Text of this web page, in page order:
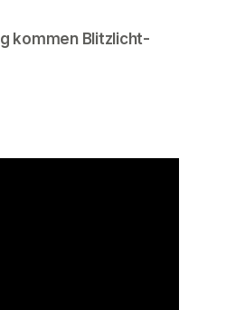
kommen Blitzlicht-